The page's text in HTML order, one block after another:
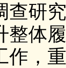
查研
整体
作，